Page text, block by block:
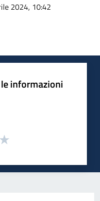
2024, 10:42
informazioni